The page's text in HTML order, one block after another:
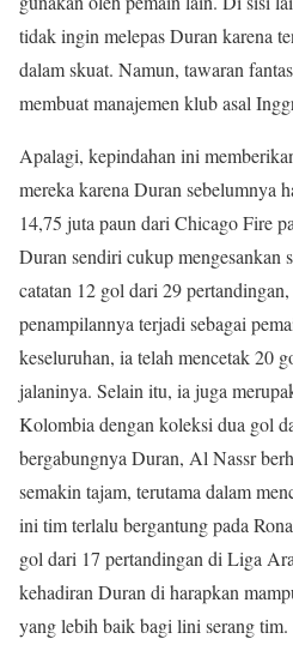
tidak ingin melepas Duran karena
dalam skuat. Namun, tawaran
membuat manajemen klub asal
Apalagi, kepindahan ini
mereka karena Duran sebelumnya
14,75 juta paun dari Chicago Fire
Duran sendiri cukup mengesankan
catatan 12 gol dari 29
penampilannya terjadi sebagai
keseluruhan, ia telah mencetak 20
jalaninya. Selain itu, ia juga
Kolombia dengan koleksi dua gol
bergabungnya Duran, Al Nassr
semakin tajam, terutama dalam
ini tim terlalu bergantung pada
gol dari 17 pertandingan di Liga
kehadiran Duran di harapkan
yang lebih baik bagi lini serang tim.